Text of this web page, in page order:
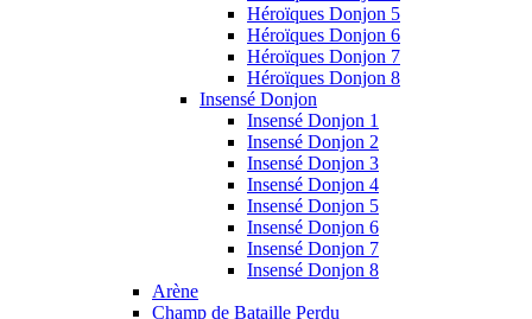
Héroïques Donjon 5
Héroïques Donjon 6
Héroïques Donjon 7
Héroïques Donjon 8
Insensé Donjon
Insensé Donjon 1
Insensé Donjon 2
Insensé Donjon 3
Insensé Donjon 4
Insensé Donjon 5
Insensé Donjon 6
Insensé Donjon 7
Insensé Donjon 8
Arène
Champ de Bataille Perdu